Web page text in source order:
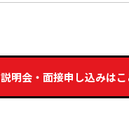
説明会・面接申し込みは